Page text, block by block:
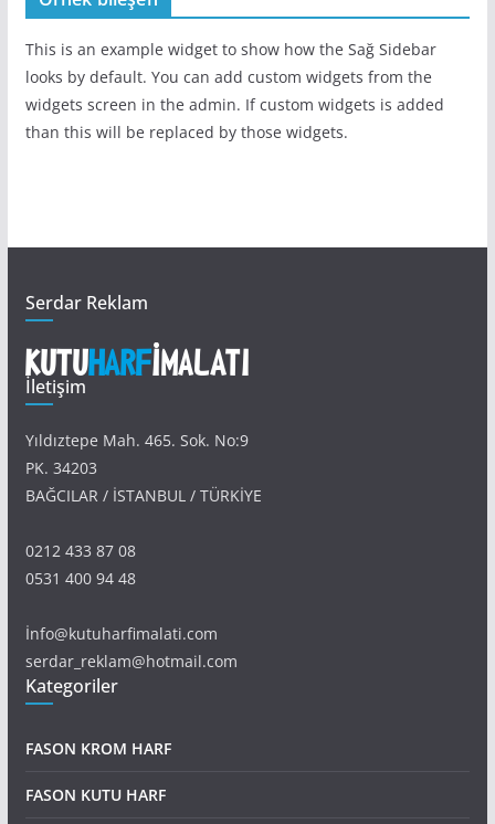
This is an example widget to show how the Sağ Sidebar
looks by default. You can add custom widgets from the
widgets screen in the admin. If custom widgets is added
than this will be replaced by those widgets.
Serdar Reklam
İletişim
Yıldıztepe Mah. 465. Sok. No:9
PK. 34203
BAĞCILAR / İSTANBUL / TÜRKİYE
0212 433 87 08
0531 400 94 48
İnfo@kutuharfimalati.com
serdar_reklam@hotmail.com
Kategoriler
FASON KROM HARF
FASON KUTU HARF